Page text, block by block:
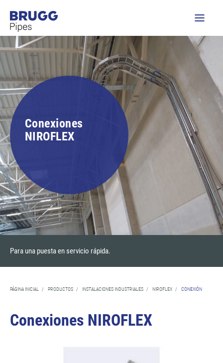
Conexiones
NIROFLEX
Para una puesta en servicio rápida.
PÁGINA INICIAL / PRODUCTOS / INSTALACIONES INDUSTRIALES / NIROFLEX / CONEXIÓN
Conexiones NIROFLEX